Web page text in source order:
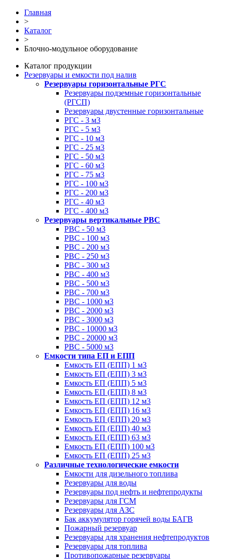
Главная
>
Каталог
>
Блочно-модульное оборудование
Каталог продукции
Резервуары и емкости под налив
Резервуары горизонтальные РГС
Резервуары подземные горизонтальные
(РГСП)
Резервуары двустенные горизонтальные
РГС - 3 м3
РГС - 5 м3
РГС - 10 м3
РГС - 25 м3
РГС - 50 м3
РГС - 60 м3
РГС - 75 м3
РГС - 100 м3
РГС - 200 м3
РГС - 40 м3
РГС - 400 м3
Резервуары вертикальные РВС
РВС - 50 м3
РВС - 100 м3
РВС - 200 м3
РВС - 250 м3
РВС - 300 м3
РВС - 400 м3
РВС - 500 м3
РВС - 700 м3
РВС - 1000 м3
РВС - 2000 м3
РВС - 3000 м3
РВС - 10000 м3
РВС - 20000 м3
РВС - 5000 м3
Емкости типа ЕП и ЕПП
Емкость ЕП (ЕПП) 1 м3
Емкость ЕП (ЕПП) 3 м3
Емкость ЕП (ЕПП) 5 м3
Емкость ЕП (ЕПП) 8 м3
Емкость ЕП (ЕПП) 12 м3
Емкость ЕП (ЕПП) 16 м3
Емкость ЕП (ЕПП) 20 м3
Емкость ЕП (ЕПП) 40 м3
Емкость ЕП (ЕПП) 63 м3
Емкость ЕП (ЕПП) 100 м3
Емкость ЕП (ЕПП) 25 м3
Различные технологические емкости
Емкости для дизельного топлива
Резервуары для воды
Резервуары под нефть и нефтепродукты
Резервуары для ГСМ
Резервуары для АЗС
Бак аккумулятор горячей воды БАГВ
Пожарный резервуар
Резервуары для хранения нефтепродуктов
Резервуары для топлива
Противопожарные резервуары